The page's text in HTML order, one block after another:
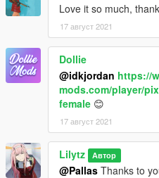
Love it so much,
17 август 2021
Dollie
@idkjordan https://
mods.com/player/
female 😊
17 август 2021
Lilytz Автор
@Pallas Thanks to